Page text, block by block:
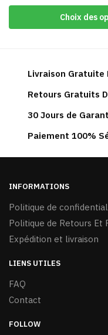
Choix des
a
Les
la
Livraison Gratuite
Retours Gratuits
30 Jours de
Paiement 100%
INFORMATIONS
Politique de
Politique de Retours Et
Expédition et livraison
LIENS UTILES
FAQ
Contact
FOLLOW